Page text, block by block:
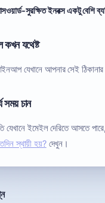
সুরক্ষিত ইনবক্স একটু বেশি
কখন যথেষ্ট
যেখানে আপনার সেই
সময় চান
যেখানে ইমেইল দেরিতে আসতে
স্থায়ী হয়?দেখুন।